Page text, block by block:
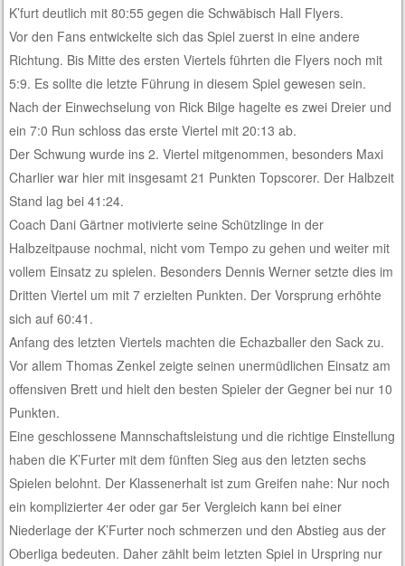
K’furt deutlich mit 80:55 gegen die Schwäbisch Hall Flyers.
Vor den Fans entwickelte sich das Spiel zuerst in eine andere
Richtung. Bis Mitte des ersten Viertels führten die Flyers noch mit
5:9. Es sollte die letzte Führung in diesem Spiel gewesen sein.
Nach der Einwechselung von Rick Bilge hagelte es zwei Dreier und
ein 7:0 Run schloss das erste Viertel mit 20:13 ab.
Der Schwung wurde ins 2. Viertel mitgenommen, besonders Maxi
Charlier war hier mit insgesamt 21 Punkten Topscorer. Der Halbzeit
Stand lag bei 41:24.
Coach Dani Gärtner motivierte seine Schützlinge in der
Halbzeitpause nochmal, nicht vom Tempo zu gehen und weiter mit
vollem Einsatz zu spielen. Besonders Dennis Werner setzte dies im
Dritten Viertel um mit 7 erzielten Punkten. Der Vorsprung erhöhte
sich auf 60:41.
Anfang des letzten Viertels machten die Echazballer den Sack zu.
Vor allem Thomas Zenkel zeigte seinen unermüdlichen Einsatz am
offensiven Brett und hielt den besten Spieler der Gegner bei nur 10
Punkten.
Eine geschlossene Mannschaftsleistung und die richtige Einstellung
haben die K’Furter mit dem fünften Sieg aus den letzten sechs
Spielen belohnt. Der Klassenerhalt ist zum Greifen nahe: Nur noch
ein komplizierter 4er oder gar 5er Vergleich kann bei einer
Niederlage der K’Furter noch schmerzen und den Abstieg aus der
Oberliga bedeuten. Daher zählt beim letzten Spiel in Urspring nur